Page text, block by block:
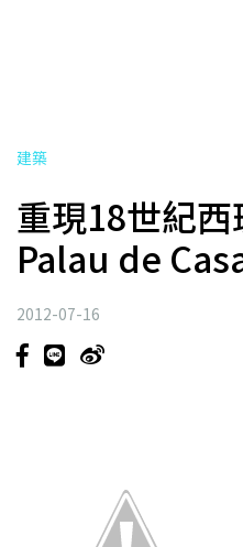
建築
重現18世紀西
Palau de
2012-07-16